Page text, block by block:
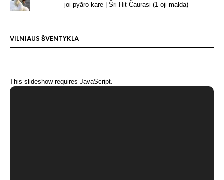
joi pyāro kare | Šri Hit Čaurasi (1-oji malda)
VILNIAUS ŠVENTYKLA
This slideshow requires JavaScript.